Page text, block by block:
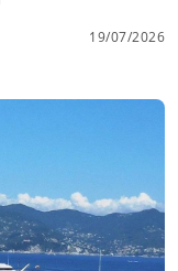
19/07/2026